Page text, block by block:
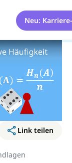
Neu:
Link teilen